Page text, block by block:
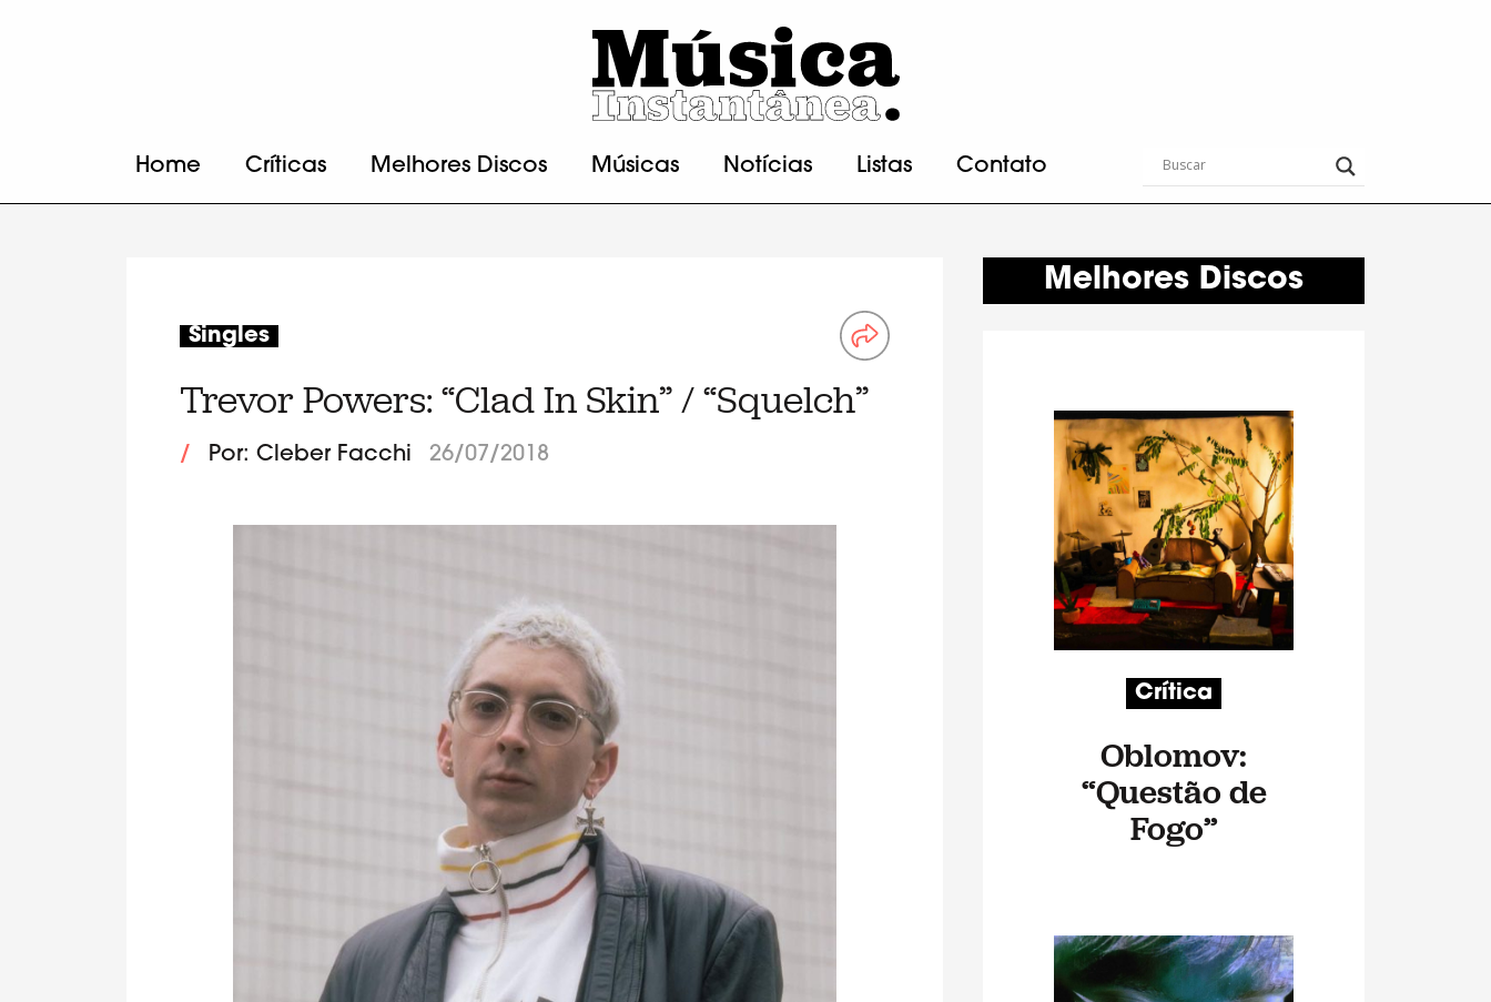
Home Críticas Melhores Discos Músicas Notícias Listas Contato
Singles
Trevor Powers: “Clad In Skin” / “Squelch”
/ Por: Cleber Facchi 26/07/2018
Melhores Discos
Crítica
Oblomov:
“Questão de
Fogo”